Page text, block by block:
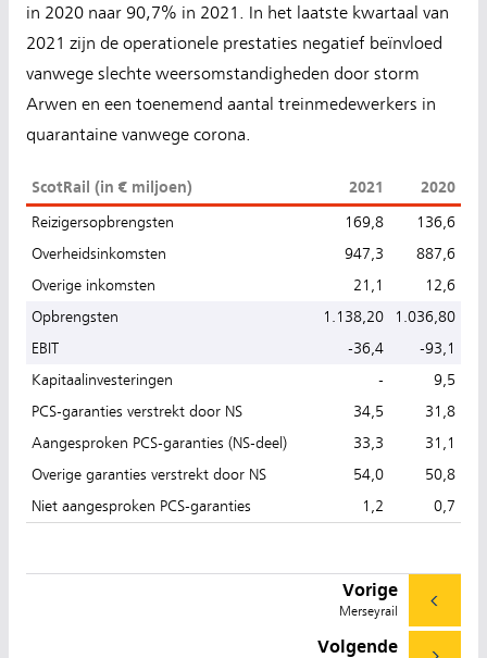
in 2020 naar 90,7% in 2021. In het laatste kwartaal van
2021 zijn de operationele prestaties negatief beïnvloed
vanwege slechte weersomstandigheden door storm
Arwen en een toenemend aantal treinmedewerkers in
quarantaine vanwege corona.
ScotRail (in € miljoen) 2021
2020
Reizigersopbrengsten
169,8
136,6
Overheidsinkomsten
947,3
887,6
Overige inkomsten
21,1
12,6
Opbrengsten
1.138,20
1.036,80
EBIT
-36,4
-93,1
Kapitaalinvesteringen
-
9,5
PCS-garanties verstrekt door NS
34,5
31,8
Aangesproken PCS-garanties (NS-deel)
33,3
31,1
Overige garanties verstrekt door NS
54,0
50,8
Niet aangesproken PCS-garanties
1,2 0,7
Vorige
Merseyrail
Volgende